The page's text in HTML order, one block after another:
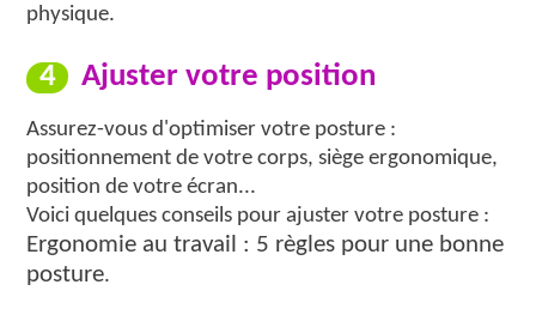
physique.
4 Ajuster votre position
Assurez-vous d'optimiser votre posture :
positionnement de votre corps, siège ergonomique,
position de votre écran...
Voici quelques conseils pour ajuster votre posture :
Ergonomie au travail : 5 règles pour une bonne
posture.